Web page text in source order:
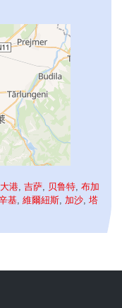
港, 吉萨, 贝鲁特, 布加
基, 維爾紐斯, 加沙, 塔